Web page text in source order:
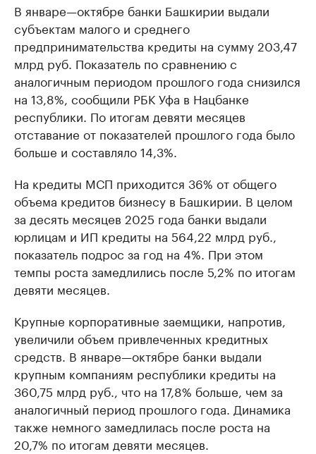
В январе—октябре банки Башкирии выдали
субъектам малого и среднего
предпринимательства кредиты на сумму 203,47
млрд руб. Показатель по сравнению с
аналогичным периодом прошлого года снизился
на 13,8%, сообщили РБК Уфа в Нацбанке
республики. По итогам девяти месяцев
отставание от показателей прошлого года было
больше и составляло 14,3%.
На кредиты МСП приходится 36% от общего
объема кредитов бизнесу в Башкирии. В целом
за десять месяцев 2025 года банки выдали
юрлицам и ИП кредиты на 564,22 млрд руб.,
показатель подрос за год на 4%. При этом
темпы роста замедлились после 5,2% по итогам
девяти месяцев.
Крупные корпоративные заемщики, напротив,
увеличили объем привлеченных кредитных
средств. В январе—октябре банки выдали
крупным компаниям республики кредиты на
360,75 млрд руб., что на 17,8% больше, чем за
аналогичный период прошлого года. Динамика
также немного замедлилась после роста на
20,7% по итогам девяти месяцев.